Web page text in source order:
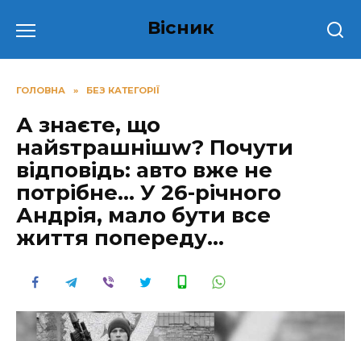
до
Вісник
ГОЛОВНА » БЕЗ КАТЕГОРІЇ
А знаєте, що
нaйsтpaшнiшw? Почути
відповідь: авто вже не
потpібне… У 26-річного
Андpія, мало бути все
життя попереду…